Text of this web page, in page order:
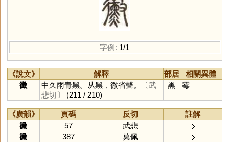
字例: 1/1
《說文》 解釋 部居
相關異體
黴
中久雨青黑。从黑﹐微省聲。
〔武
悲切〕
(211 / 210)
黑 霉
《廣韻》 頁碼 反切
註解
黴
57
武悲
黴
387
莫佩